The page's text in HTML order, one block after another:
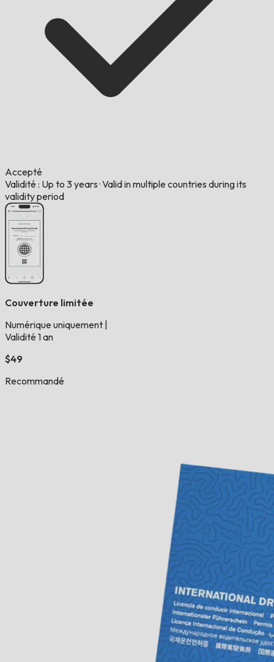
Accepté
Validité : Up to 3 years ·Valid in multiple countries during its
validity period
Couverture limitée
Numérique uniquement
Validité 1 an
$49
Recommandé